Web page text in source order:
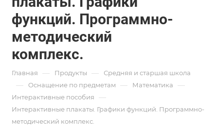
функций. Программно-
методический
комплекс.
Главная — Продукты — Средняя и старшая школа
— Oснащение по предметам — Математика —
Интерактивные пособия —
Интерактивные плакаты. Графики функций. Программно-
методический комплекс.